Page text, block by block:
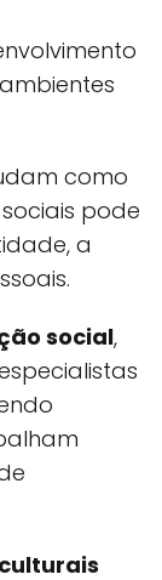
como
pode
a
social,